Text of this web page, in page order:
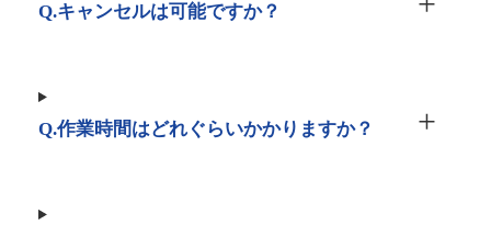
Q.キャンセルは可能ですか？
Q.作業時間はどれぐらいかかりますか？